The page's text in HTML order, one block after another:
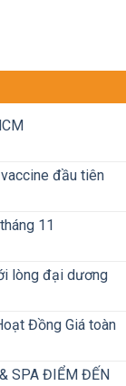
đầu tiên
11
lòng đại dương
Đồng Giá toàn
SPA ĐIỂM ĐẾN